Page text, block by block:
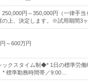
250,000円～350,000円（一律手
の上、決定します。※試用期間3
～600万円
クスタイム制◆* 1日の標準労働
* 標準勤務時間帯／9:00…